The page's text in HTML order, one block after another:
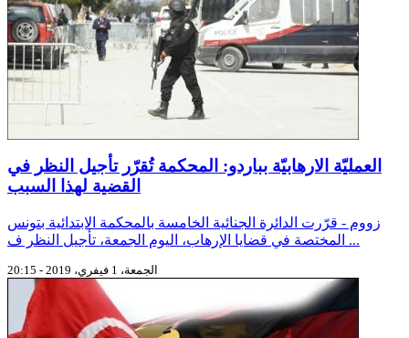
العمليّة الارهابيّة بباردو: المحكمة تُقرّر تأجيل النظر في
القضية لهذا السبب
زووم - قرّرت الدائرة الجنائية الخامسة بالمحكمة الابتدائية بتونس
المختصة في قضايا الإرهاب، اليوم الجمعة، تأجيل النظر ف ...
الجمعة، 1 فيفري، 2019 - 20:15